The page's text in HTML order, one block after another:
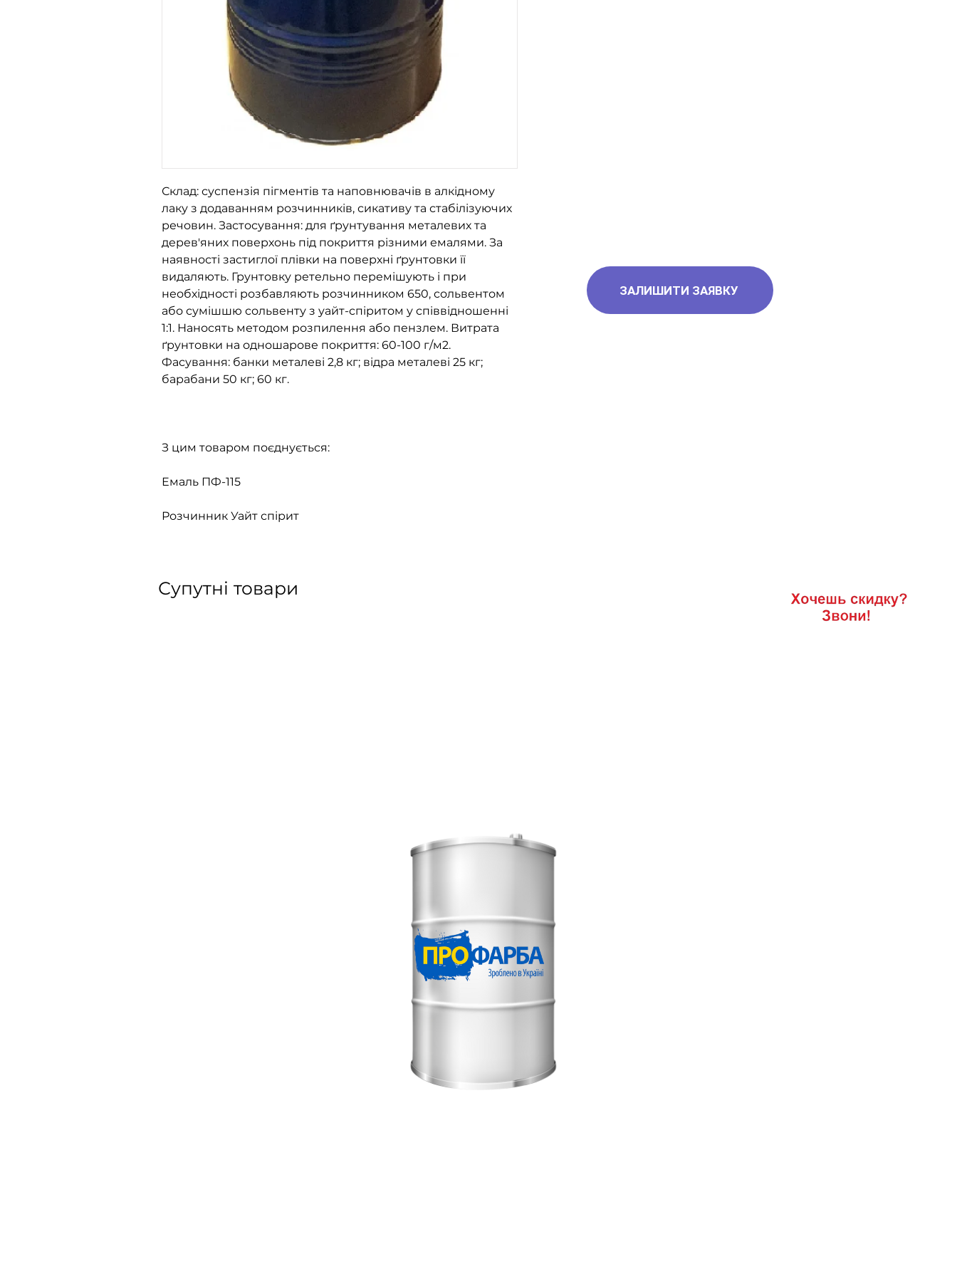
Склад: суспензія пігментів та наповнювачів в алкідному
лаку з додаванням розчинників, сикативу та стабілізуючих
речовин. Застосування: для ґрунтування металевих та
дерев'яних поверхонь під покриття різними емалями. За
наявності застиглої плівки на поверхні ґрунтовки її
видаляють. Грунтовку ретельно перемішують і при
необхідності розбавляють розчинником 650, сольвентом
або сумішшю сольвенту з уайт-спіритом у співвідношенні
1:1. Наносять методом розпилення або пензлем. Витрата
ґрунтовки на одношарове покриття: 60-100 г/м2.
Фасування: банки металеві 2,8 кг; відра металеві 25 кг;
барабани 50 кг; 60 кг.
З цим товаром поєднується:
Емаль ПФ-115
Розчинник Уайт спірит
ЗАЛИШИТИ ЗАЯВКУ
Супутні товари